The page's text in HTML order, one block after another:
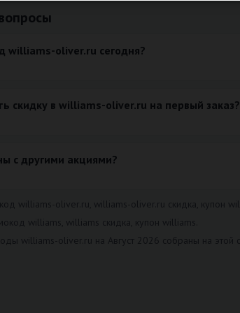
williams-oliver.ru сегодня?
скидку в williams-oliver.ru на первый заказ?
с другими акциями?